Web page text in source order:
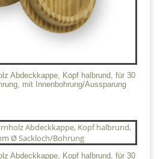
Abdeckkappe, Kopf halbrund, für 30
mit Innenbohrung/Aussparung
Abdeckkappe, Kopf halbrund, für 30